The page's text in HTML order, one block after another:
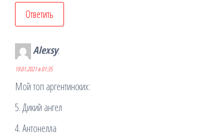
Ответить
Alexsy:
19.01.2021 в 01:35
Мой топ аргентинских:
5. Дикий ангел
4. Антонелла